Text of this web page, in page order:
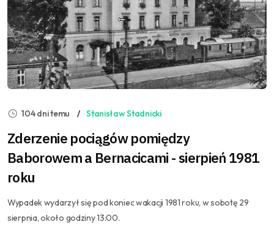
104 dni temu Stanisław Stadnicki
Zderzenie pociągów pomiędzy
Baborowem a Bernacicami - sierpień 1981
roku
Wypadek wydarzył się pod koniec wakacji 1981 roku, w sobotę 29
sierpnia, około godziny 13:00.